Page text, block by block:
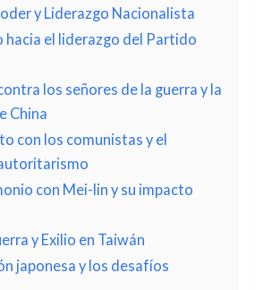
y Liderazgo Nacionalista
hacia el liderazgo del Partido
los señores de la guerra y la
China
con los comunistas y el
con Mei-lin y su impacto
y Exilio en Taiwán
japonesa y los desafíos